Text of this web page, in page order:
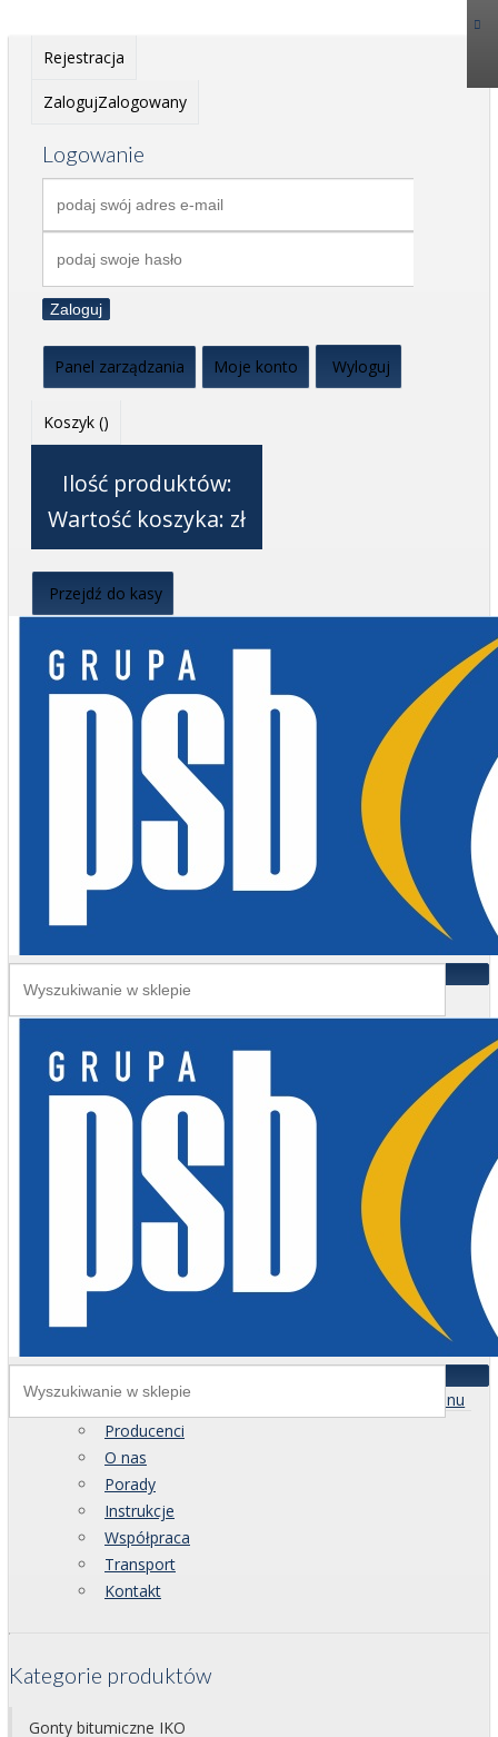
Rejestracja
ZalogujZalogowany
Logowanie
Zaloguj
Panel zarządzania Moje konto Wyloguj
Koszyk ()
Ilość produktów:
Wartość koszyka: zł
Przejdź do kasy
Menu
Producenci
O nas
Porady
Instrukcje
Współpraca
Transport
Kontakt
Kategorie produktów
Gonty bitumiczne IKO